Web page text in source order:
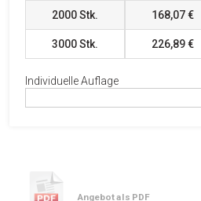
2000Stk. 168,07 €
3000Stk. 226,89 €
Individuelle Auflage
Angebot als PDF